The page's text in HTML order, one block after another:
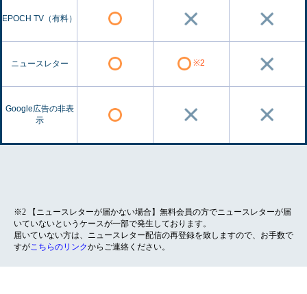
EPOCH TV（有料）
ニュースレター ※2
Google広告の非表
示
※2 【ニュースレターが届かない場合】無料会員の方でニュースレターが届
いていないというケースが一部で発生しております。
届いていない方は、ニュースレター配信の再登録を致しますので、お手数で
すがこちらのリンクからご連絡ください。